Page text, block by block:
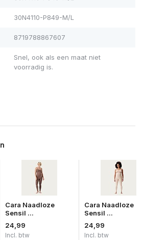
30N4110-P849-M/L
8719788867607
Snel, ook als een maat niet
voorradig is.
Cara Naadloze
Sensil ...
24,99
Incl. btw
Cara Naadloze
Sensil ...
24,99
Incl. btw